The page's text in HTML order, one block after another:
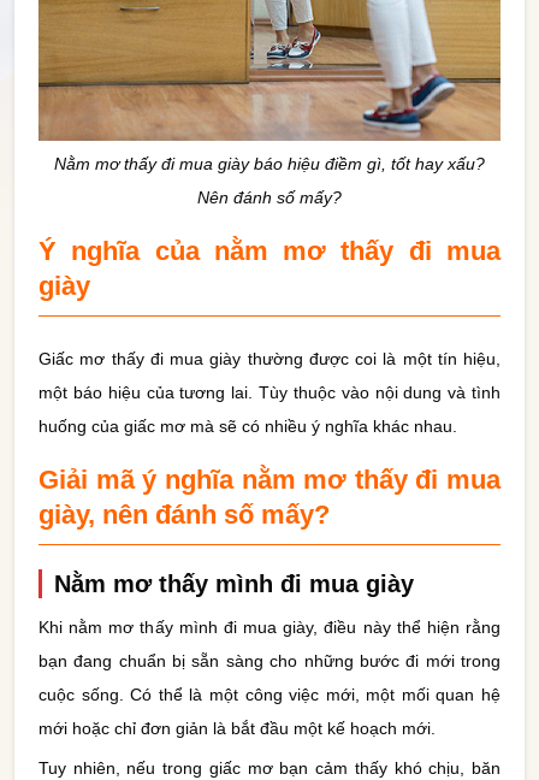
Tức
Nằm mơ thấy đi mua giày báo hiệu điềm gì, tốt hay xấu?
Nên đánh số mấy?
Ý nghĩa của nằm mơ thấy đi mua
giày
Giấc mơ thấy đi mua giày thường được coi là một tín hiệu,
một báo hiệu của tương lai. Tùy thuộc vào nội dung và tình
huống của giấc mơ mà sẽ có nhiều ý nghĩa khác nhau.
Giải mã ý nghĩa nằm mơ thấy đi mua
giày, nên đánh số mấy?
Nằm mơ thấy mình đi mua giày
Khi nằm mơ thấy mình đi mua giày, điều này thể hiện rằng
bạn đang chuẩn bị sẵn sàng cho những bước đi mới trong
cuộc sống. Có thể là một công việc mới, một mối quan hệ
mới hoặc chỉ đơn giản là bắt đầu một kế hoạch mới.
Tuy nhiên, nếu trong giấc mơ bạn cảm thấy khó chịu, băn